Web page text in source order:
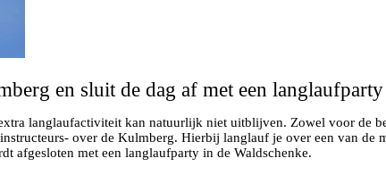
en sluit de dag af met een langlaufparty
langlaufactiviteit kan natuurlijk niet uitblijven. Zowel voor de
over de Kulmberg. Hierbij langlauf je over een van
afgesloten met een langlaufparty in de Waldschenke.